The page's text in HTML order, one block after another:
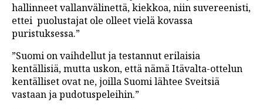
hallinneet vallanvälinettä, kiekkoa, niin suvereenisti,
ettei puolustajat ole olleet vielä kovassa
puristuksessa.”
”Suomi on vaihdellut ja testannut erilaisia
kentällisiä, mutta uskon, että nämä Itävalta-ottelun
kentälliset ovat ne, joilla Suomi lähtee Sveitsiä
vastaan ja pudotuspeleihin.”